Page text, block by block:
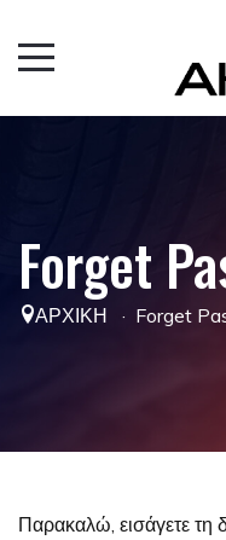
Forget
ΑΡΧΙΚΉ · Forget
Παρακαλώ, εισάγετε τη